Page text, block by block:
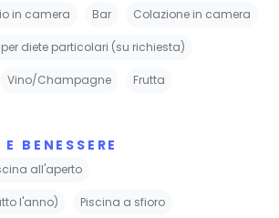
in camera Bar Colazione in camera
per diete particolari (su richiesta)
Vino/Champagne Frutta
BENESSERE
all'aperto
l'anno) Piscina a sfioro